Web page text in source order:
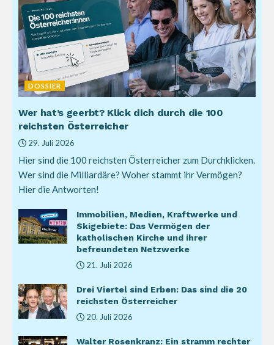
DOSSIER
Wer hat’s geerbt? Klick dich durch die 100
reichsten Österreicher
29. Juli 2026
Hier sind die 100 reichsten Österreicher zum Durchklicken.
Wer sind die Milliardäre? Woher stammt ihr Vermögen?
Hier die Antworten!
Immobilien, Medien, Kraftwerke und
Skigebiete: Das Vermögen der
katholischen Kirche und ihrer
befreundeten Netzwerke
21. Juli 2026
Drei Viertel sind Erben: Das sind die 20
reichsten Österreicher
20. Juli 2026
Walter Rosenkranz: Ein stramm rechter